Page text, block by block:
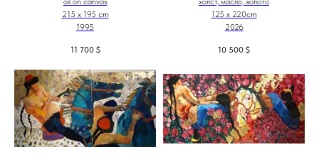
215 x 195 cm
1995
11 700 $
125 х 220cm
2026
10 500 $